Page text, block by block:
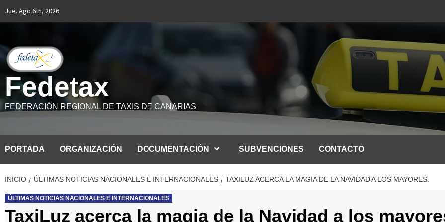
Jue. Ago 6th, 2026
Fedetax
FEDERACIÓN REGIONAL DE TAXIS DE CANARIAS
PORTADA ORGANIZACIÓN DOCUMENTACIÓN SUBVENCIONES CONTACTO
INICIO ÚLTIMAS NOTICIAS NACIONALES E INTERNACIONALES TAXILUZ ACERCA LA MAGIA DE LA NAVIDAD A LOS MAYORES.
ÚLTIMAS NOTICIAS NACIONALES E INTERNACIONALES
TaxiLuz acerca la magia de la Navidad a los